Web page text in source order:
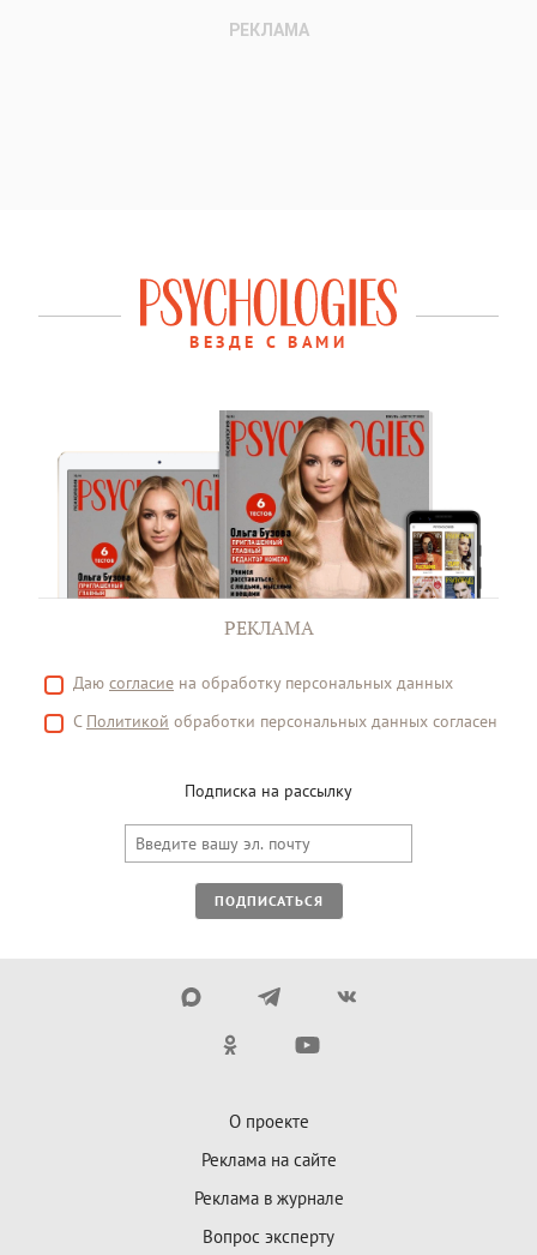
ВЕЗДЕ С ВАМИ
РЕКЛАМА
Даю согласие на обработку персональных данных
С Политикой обработки персональных данных согласен
Подписка на рассылку
ПОДПИСАТЬСЯ
О проекте
Реклама на сайте
Реклама в журнале
Вопрос эксперту